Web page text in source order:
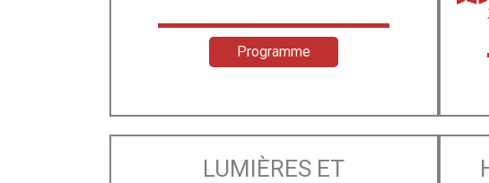
Programme
LUMIÈRES ET